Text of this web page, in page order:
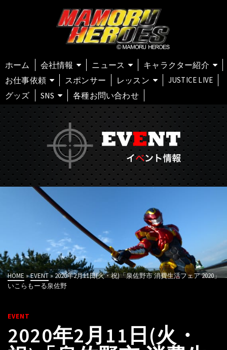
ホーム 会社情報 ニュース
キャラクター紹介
お仕事依頼
スポンサー レッスン JUSTICE LIVE
グッズ SNS 各種お問い合わせ
HOME »EVENT» 2020年2月11日(火・祝)「泉佐野市 消費生活フェア 2020」
いこらもーる泉佐野
EVENT
2020年2月11日(火・